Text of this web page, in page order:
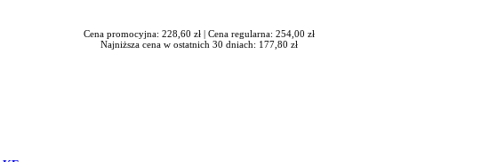
Cena promocyjna: 228,60 zł | Cena regularna: 254,00 zł
Najniższa cena w ostatnich 30 dniach: 177,80 zł